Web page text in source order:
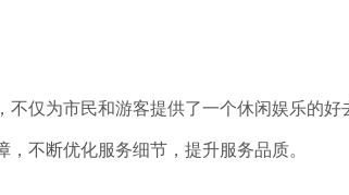
不仅为市民和游客提供了一个休闲娱乐的
不断优化服务细节，提升服务品质。